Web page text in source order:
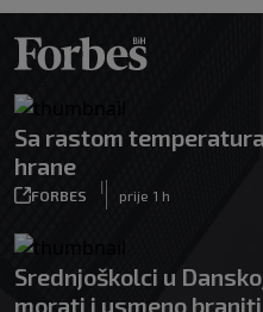
Sa rastom
hrane
FORBES
|
prije 1 h
Srednjoškolci u
morati i usmeno